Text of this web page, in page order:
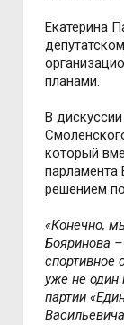
Екатерина
планами.
В
который
решением
«Конечно,
Бояринова
спортивное
уже не один
партии